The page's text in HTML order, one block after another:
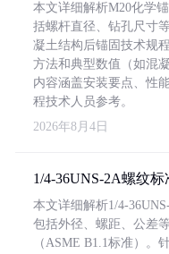
本文详细解析M20化学
括螺杆直径、钻孔尺寸
凝土结构后锚固技术规
方法和典型数值（如混
内容涵盖安装要点、性
程技术人员参考。
2026年8月4日
1/4-36UNS-2A螺纹
本文详细解析1/4-
包括外径、螺距、公差
（ASME B1.1标准）。